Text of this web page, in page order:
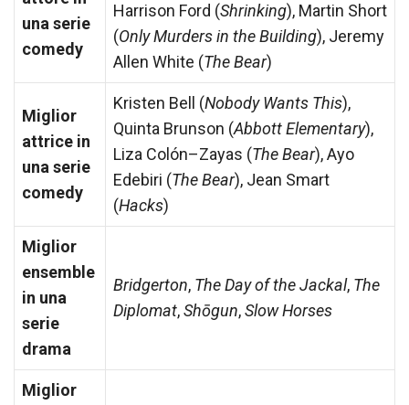
una serie
comedy
Harrison Ford (Shrinking), Martin Short
(Only Murders in the Building), Jeremy
Allen White (The Bear)
Miglior
attrice in
una serie
comedy
Kristen Bell (Nobody Wants This),
Quinta Brunson (Abbott Elementary),
Liza Colón–Zayas (The Bear), Ayo
Edebiri (The Bear), Jean Smart
(Hacks)
Miglior
ensemble
in una
serie
drama
Bridgerton, The Day of the Jackal, The
Diplomat,Shōgun,Slow Horses
Miglior